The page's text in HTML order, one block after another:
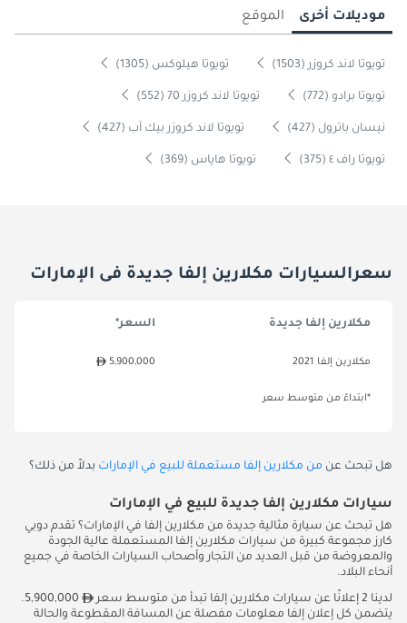
موديلات أخرى الموقع
تويوتا لاند كروزر (1503) تويوتا هيلوكس (1305)
تويوتا برادو (772) تويوتا لاند كروزر 70 (552)
نيسان باترول (427) تويوتا لاند كروزر بيك آب (427)
تويوتا راف ٤ (375) تويوتا هاياس (369)
سعرالسيارات مكلارين إلفا جديدة فى الإمارات
مكلارين إلفا جديدة السعر*
مكلارين إلفا 2021 5,900,000
*ابتداءً من متوسط سعر
هل تبحث عن من مكلارين إلفا مستعملة للبيع في الإمارات بدلاً من ذلك؟
سيارات مكلارين إلفا جديدة للبيع في الإمارات
هل تبحث عن سيارة مثالية جديدة من مكلارين إلفا في الإمارات؟ تقدم دوبي
كارز مجموعة كبيرة من سيارات مكلارين إلفا المستعملة عالية الجودة
والمعروضة من قبل العديد من التجار وأصحاب السيارات الخاصة في جميع
أنحاء البلاد.
لدينا 2 إعلانًا عن سيارات مكلارين إلفا تبدأ من متوسط سعر
5,900,000.
يتضمن كل إعلان إلفا معلومات مفصلة عن المسافة المقطوعة والحالة